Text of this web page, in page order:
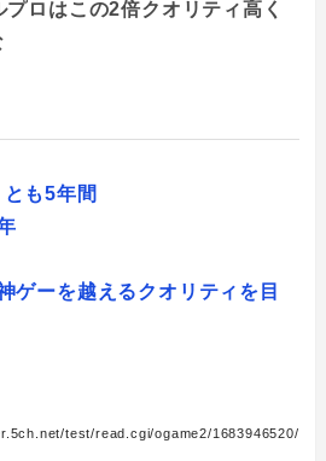
ロはこの2倍クオリティ高く
も5年間
ゲーを越えるクオリティを目
test/read.cgi/ogame2/1683946520/